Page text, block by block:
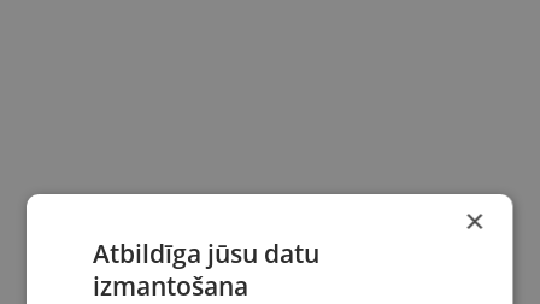
×
Atbildīga jūsu datu
izmantošana